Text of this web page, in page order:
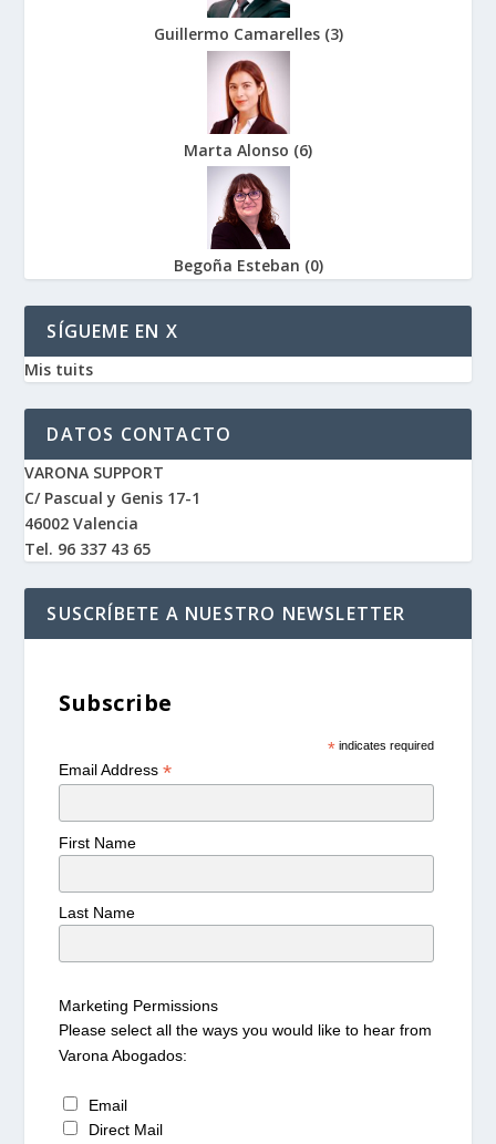
Guillermo Camarelles (3)
Marta Alonso (6)
Begoña Esteban (0)
SÍGUEME EN X
Mis tuits
DATOS CONTACTO
VARONA SUPPORT
C/ Pascual y Genis 17-1
46002 Valencia
Tel. 96 337 43 65
SUSCRÍBETE A NUESTRO NEWSLETTER
Subscribe
*indicates required
Email Address*
First Name
Last Name
Marketing Permissions
Please select all the ways you would like to hear from
Varona Abogados:
Email
Direct Mail